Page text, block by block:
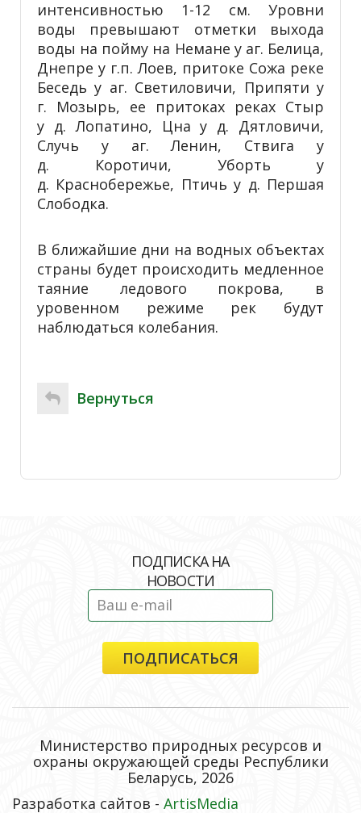
интенсивностью 1-12 см. Уровни
воды превышают отметки выхода
воды на пойму на Немане у аг. Белица,
Днепре у г.п. Лоев, притоке Сожа реке
Беседь у аг. Светиловичи, Припяти у
г. Мозырь, ее притоках реках Стыр
у д. Лопатино, Цна у д. Дятловичи,
Случь у аг. Ленин, Ствига у
д. Коротичи, Уборть у
д. Краснобережье, Птичь у д. Першая
Слободка.
В ближайшие дни на водных объектах
страны будет происходить медленное
таяние ледового покрова, в
уровенном режиме рек будут
наблюдаться колебания.
Вернуться
ПОДПИСКА НА
НОВОСТИ
Министерство природных ресурсов и
охраны окружающей среды Республики
Беларусь, 2026
Разработка сайтов - ArtisMedia